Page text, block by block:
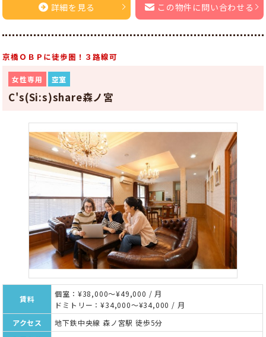
詳細を見る この物件に問い合わせる
京橋ＯＢＰに徒歩圏！３路線可
女性専用 空室
C's(Si:s)share森ノ宮
賃料
個室：¥38,000～¥49,000 / 月
ドミトリー：¥34,000～¥34,000 / 月
アクセス
地下鉄中央線 森ノ宮駅 徒歩5分